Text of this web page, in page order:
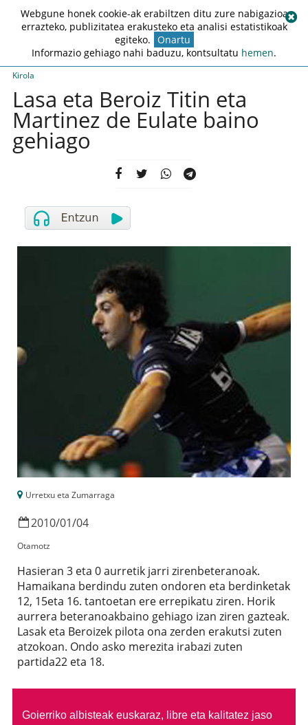
Kirola
Lasa eta Beroiz Titin eta
Martinez de Eulate baino
gehiago
Urretxu eta Zumarraga
2010/01/04
Otamotz
Hasieran 3 eta 0 aurretik jarri zirenbeteranoak.
Hamaikana berdindu zuten ondoren eta berdinketak
12, 15eta 16. tantoetan ere errepikatu ziren. Horik
aurrera beteranoakbaino gehiago izan ziren gazteak.
Lasak eta Beroizek pilota ona zerden erakutsi zuten
atzokoan. Ondo asko merezita irabazi zuten
partida22 eta 18.
Goierriko albisteak euskaraz, libre eta kalitatez jaso
Webgune honek cookie-ak erabiltzen ditu zure nabigazioa
errazteko, publizitatea erakusteko eta analisi estatistikoak
egiteko. Onartu
Informazio gehiago nahi baduzu, kontsultatu hemen.